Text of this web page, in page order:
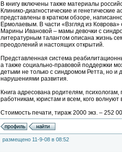
В книгу включены также материалы
Клинико-диагностические и генетические
представлены в кратком обзоре,
Ермолаевым. В части «Взгляд из
Марины Ивановой – мамы девочки с
литературным талантом описана жизнь
преодолений и настоящих открытий.
Представленная система
а также социально-правовой поддержки
детьми не только с синдромом Ретта, но и
нарушениями развития.
Книга адресована родителям,
работникам, юристам и всем, кого
Стоимость печати, тираж 2000 экз. – 252
размещено 11-9-08 в 08:52